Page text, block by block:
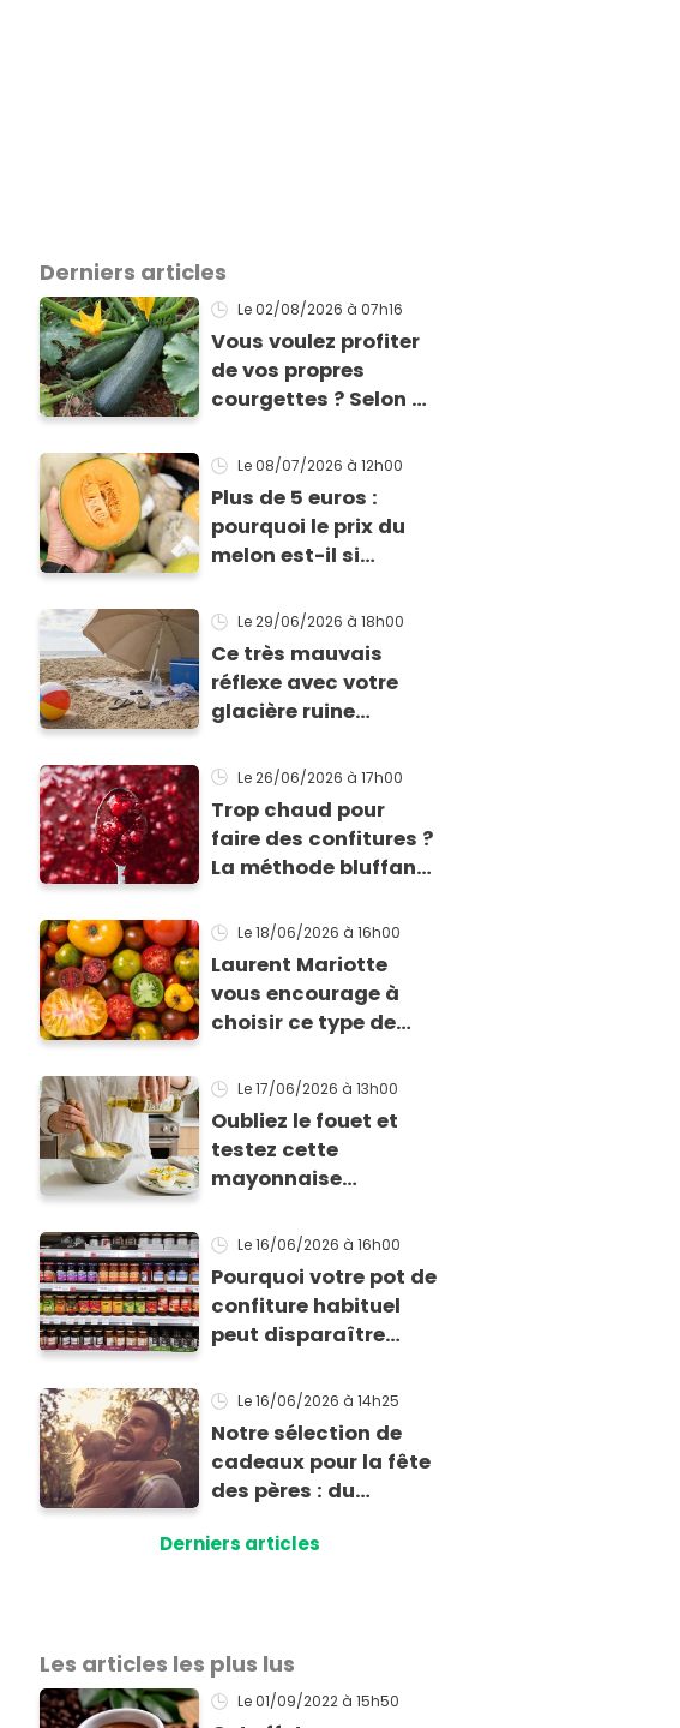
Derniers articles
Le 02/08/2026 à 07h16
Vous voulez profiter
de vos propres
courgettes ? Selon ce
temps de les planter
pour les récolter dès
la fin de l’été !
Le 08/07/2026 à 12h00
Plus de 5 euros :
pourquoi le prix du
melon est-il si
début de saison
estivale ?
Le 29/06/2026 à 18h00
Ce très mauvais
réflexe avec votre
glacière ruine
fraîcheur de vos
Le 26/06/2026 à 17h00
Trop chaud pour
faire des confitures ?
La méthode bluffante
tartiner vos
framboises ce matin
Le 18/06/2026 à 16h00
Laurent Mariotte
vous encourage à
choisir ce type de
voulez vraiment vous
régaler !
Le 17/06/2026 à 13h00
Oubliez le fouet et
testez cette
mayonnaise
mortier à la texture
étonnante
Le 16/06/2026 à 16h00
Pourquoi votre pot de
confiture habituel
peut disparaître
supermarchés avec
cette nouvelle loi
Le 16/06/2026 à 14h25
Notre sélection de
cadeaux pour la fête
des pères : du
l'inattendu
Derniers articles
Les articles les plus lus
Le 01/09/2022 à 15h50